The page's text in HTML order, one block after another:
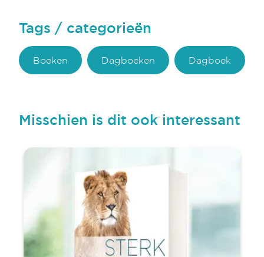
Tags / categorieën
Boeken Dagboeken Dagboek
Misschien is dit ook interessant